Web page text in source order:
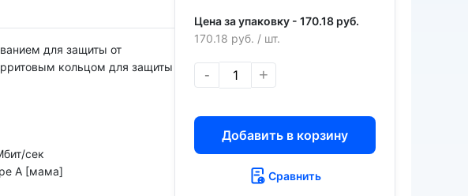
для защиты от
кольцом для защиты
сек
A [мама]
Цена за упаковку - 170.18 руб.
170.18 руб. / шт.
- +
Добавить в корзину
Сравнить